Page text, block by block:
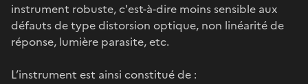
instrument robuste, c'est-à-dire moins sensible aux
défauts de type distorsion optique, non linéarité de
réponse, lumière parasite, etc.
L’instrument est ainsi constitué de :